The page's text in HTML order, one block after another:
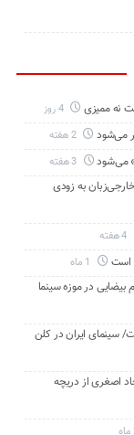
نه ممیزی 4 روز
می‌شود 2 هفته
می‌شود 3 هفته
به زودی
است
در موزه سینما
سینمای ایران در کلن
اصغری از دریچه